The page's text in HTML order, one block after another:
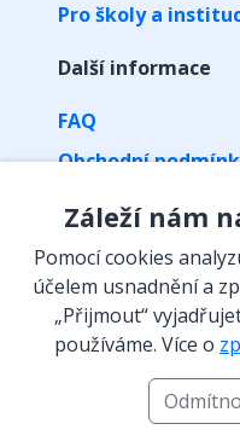
Pro školy a
Další informace
FAQ
Obchodní
Zpracování
Vyzvednutí
Isibalo na sítích
Záleží nám
Pomocí cookies
účelem usnadnění a
„Přijmout“
používáme. Více o